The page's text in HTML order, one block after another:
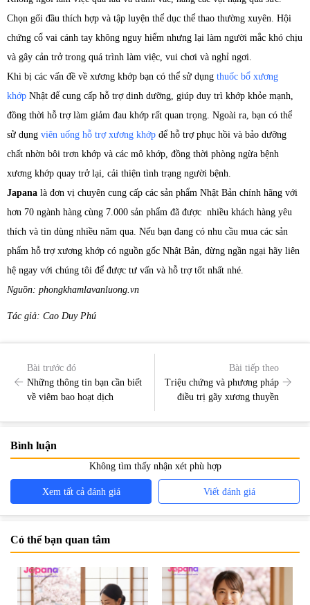
Chọn gối đầu thích hợp và tập luyện thể dục thể thao thường xuyên. Hội
chứng cổ vai cánh tay không nguy hiểm nhưng lại làm người mắc khó chịu
và gây cản trở trong quá trình làm việc, vui chơi và nghỉ ngơi.
Khi bị các vấn đề về xương khớp bạn có thể sử dụng thuốc bổ xương
khớp Nhật để cung cấp hỗ trợ dinh dưỡng, giúp duy trì khớp khỏe mạnh,
đồng thời hỗ trợ làm giảm đau khớp rất quan trọng. Ngoài ra, bạn có thể
sử dụng viên uống hỗ trợ xương khớp để hỗ trợ phục hồi và bảo dưỡng
chất nhờn bôi trơn khớp và các mô khớp, đồng thời phòng ngừa bệnh
xương khớp quay trở lại, cải thiện tình trạng người bệnh.
Japana là đơn vị chuyên cung cấp các sản phẩm Nhật Bản chính hãng với
hơn 70 ngành hàng cùng 7.000 sản phẩm đã được nhiều khách hàng yêu
thích và tin dùng nhiều năm qua. Nếu bạn đang có nhu cầu mua các sản
phẩm hỗ trợ xương khớp có nguồn gốc Nhật Bản, đừng ngần ngại hãy liên
hệ ngay với chúng tôi để được tư vấn và hỗ trợ tốt nhất nhé.
Nguồn: phongkhamlavanluong.vn
Tác giả: Cao Duy Phú
Bài trước đó
Những thông tin bạn cần biết
về viêm bao hoạt dịch
Bài tiếp theo
Triệu chứng và phương pháp
điều trị gãy xương thuyền
Bình luận
Không tìm thấy nhận xét phù hợp
Xem tất cả đánh giá Viết đánh giá
Có thể bạn quan tâm